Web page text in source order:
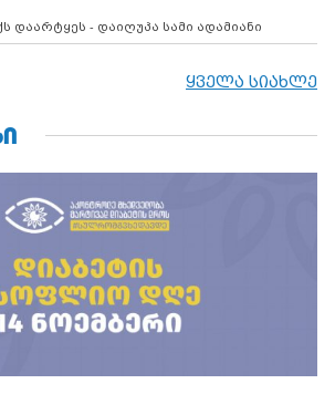
დაარტყეს - დაიღუპა სამი ადამიანი
ყველა სიახლე